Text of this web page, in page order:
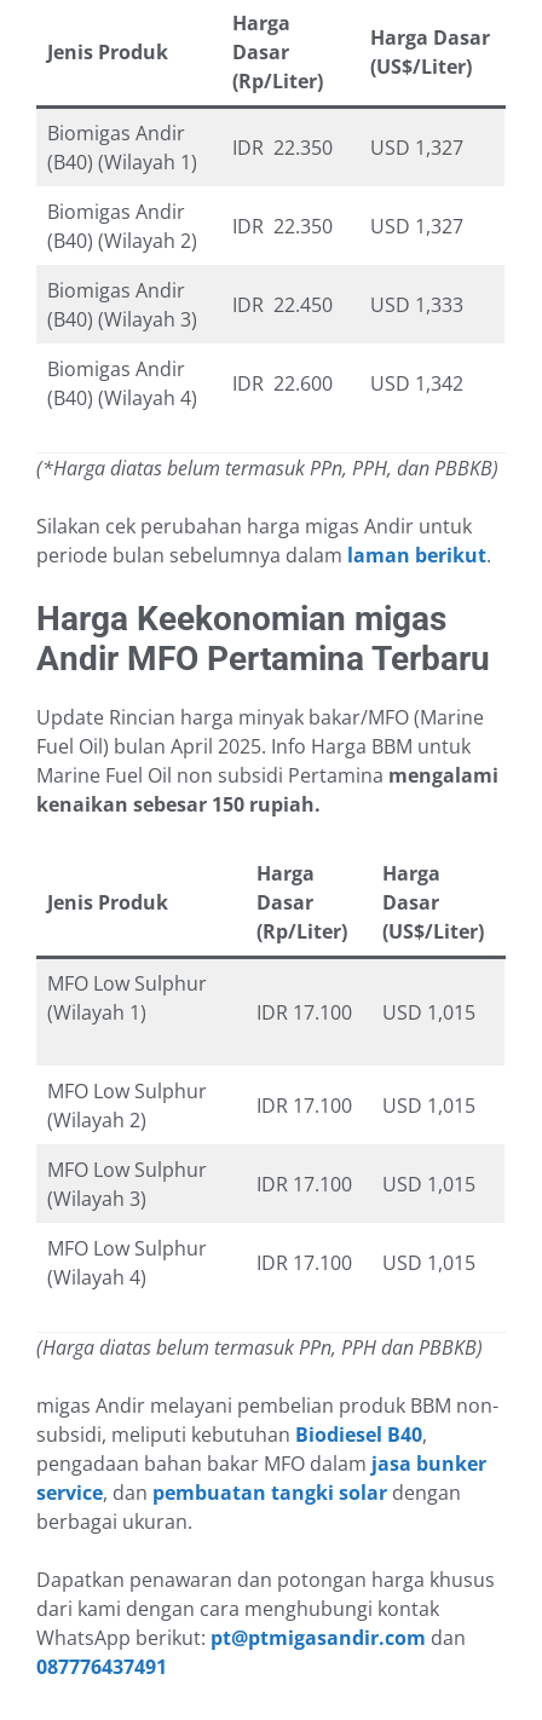
Jenis Produk
Harga
Dasar
(Rp/Liter)
Harga Dasar
(US$/Liter)
Biomigas Andir
(B40) (Wilayah 1)
IDR 22.350 USD 1,327
Biomigas Andir
(B40) (Wilayah 2)
IDR 22.350 USD 1,327
Biomigas Andir
(B40) (Wilayah 3)
IDR 22.450 USD 1,333
Biomigas Andir
(B40) (Wilayah 4)
IDR 22.600 USD 1,342
(*Harga diatas belum termasuk PPn, PPH, dan PBBKB)
Silakan cek perubahan harga migas Andir untuk
periode bulan sebelumnya dalam laman berikut.
Harga Keekonomian migas
Andir MFO Pertamina Terbaru
Update Rincian harga minyak bakar/MFO (Marine
Fuel Oil) bulan April 2025. Info Harga BBM untuk
Marine Fuel Oil non subsidi Pertamina mengalami
kenaikan sebesar 150 rupiah.
Jenis Produk
Harga
Dasar
(Rp/Liter)
Harga
Dasar
(US$/Liter)
MFO Low Sulphur
(Wilayah 1)
IDR 17.100 USD 1,015
MFO Low Sulphur
(Wilayah 2)
IDR 17.100 USD 1,015
MFO Low Sulphur
(Wilayah 3)
IDR 17.100 USD 1,015
MFO Low Sulphur
(Wilayah 4)
IDR 17.100 USD 1,015
(Harga diatas belum termasuk PPn, PPH dan PBBKB)
migas Andir melayani pembelian produk BBM non-
subsidi, meliputi kebutuhan Biodiesel B40,
pengadaan bahan bakar MFO dalam jasa bunker
service, dan pembuatan tangki solar dengan
berbagai ukuran.
Dapatkan penawaran dan potongan harga khusus
dari kami dengan cara menghubungi kontak
WhatsApp berikut: pt@ptmigasandir.com dan
087776437491